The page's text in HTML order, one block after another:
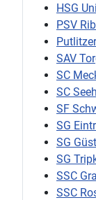
HSG
PSV
SAV
SC
SC
SF
SG
SG
SG
SSC
SSC